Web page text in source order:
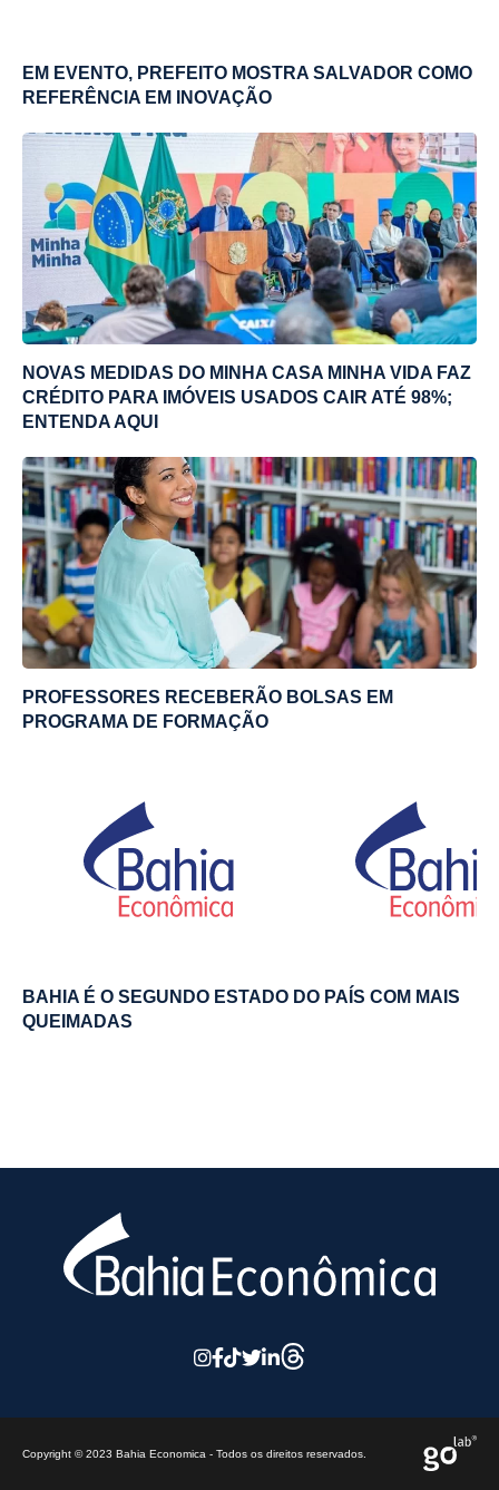
EM EVENTO, PREFEITO MOSTRA SALVADOR COMO
REFERÊNCIA EM INOVAÇÃO
NOVAS MEDIDAS DO MINHA CASA MINHA VIDA FAZ
CRÉDITO PARA IMÓVEIS USADOS CAIR ATÉ 98%;
ENTENDA AQUI
PROFESSORES RECEBERÃO BOLSAS EM
PROGRAMA DE FORMAÇÃO
BAHIA É O SEGUNDO ESTADO DO PAÍS COM MAIS
QUEIMADAS
Copyright © 2023 Bahia Economica - Todos os direitos reservados.